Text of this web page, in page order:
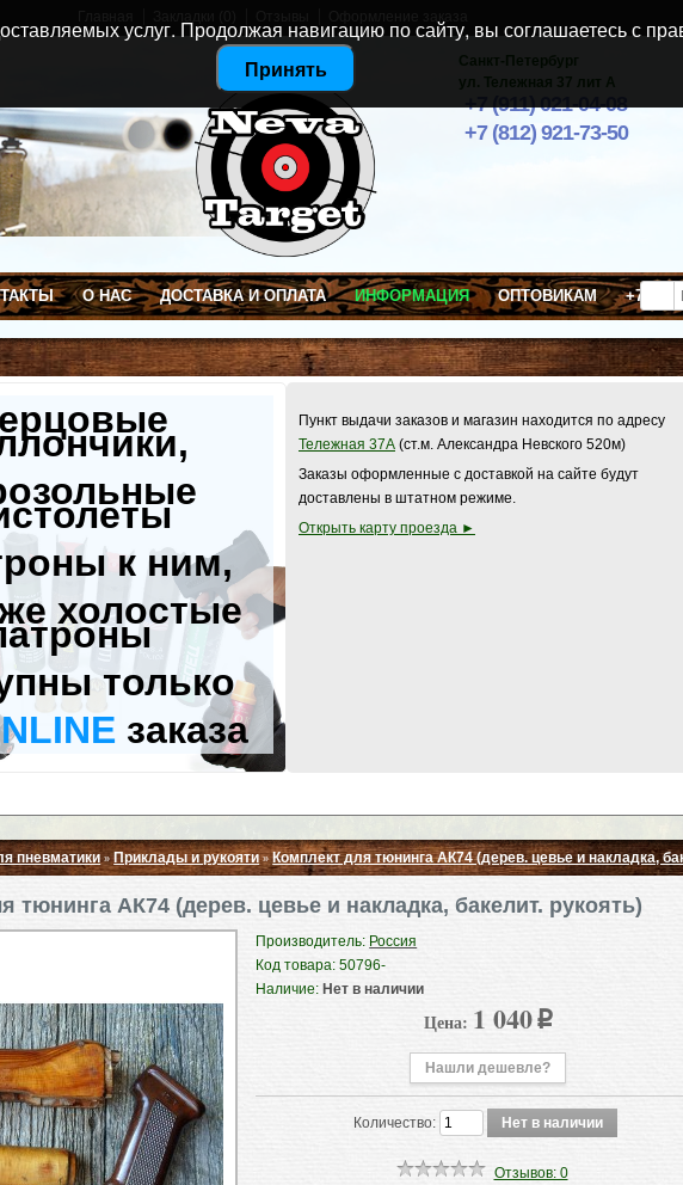
Санкт-Петербург
ул. Тележная 37 лит А
+7 (911) 021-04-08
+7 (812) 921-73-50
О НАС ДОСТАВКА И ОПЛАТА ИНФОРМАЦИЯ ОПТОВИКАМ +7
к ним,
холостые
только
заказа
Пункт выдачи заказов и магазин находится по адресу
Тележная 37А (ст.м. Александра Невского 520м)
Заказы оформленные с доставкой на сайте будут
доставлены в штатном режиме.
Открыть карту проезда ►
пневматики » Приклады и рукояти»Комплект для тюнинга АК74 (дерев. цевье и накладка,
тюнинга АК74 (дерев. цевье и накладка, бакелит. рукоять)
Производитель: Россия
Код товара: 50796-
Наличие: Нет в наличии
Цена: 1 040p
Нашли дешевле?
Количество:
Отзывов: 0
услуг. Продолжая навигацию по сайту, вы соглашаетесь с
Принять